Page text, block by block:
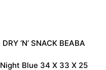
DRY ‘N’ SNACK BEABA
Night Blue 34 X 33 X 25